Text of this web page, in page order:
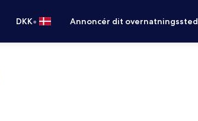
DKK• Annoncér dit overnatningssted